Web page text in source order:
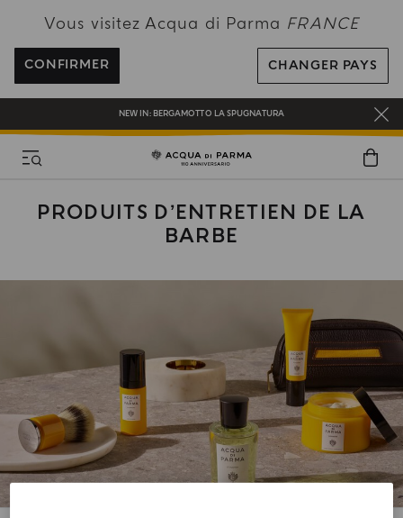
Vous visitez Acqua di Parma FRANCE
CONFIRMER CHANGER PAYS
À 120€
INSCRIVEZ-VOUS ET PROFITEZ DE NOS AVANTAGES
CADEAU OFFERT POUR TOUTE COMMANDE SUPÉRIEURE À 180€
NEW IN: BERGAMOTTO LA SPUGNATURA
PRODUITS D’ENTRETIEN DE LA
BARBE